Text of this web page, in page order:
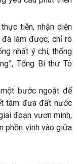
tiễn, nhận diện
làm được, chỉ rõ
nhất ý chí, thống
Tổng Bí thư Tô
bước ngoặt để
tâm đưa đất nước
đoạn vươn mình,
phồn vinh vào giữa